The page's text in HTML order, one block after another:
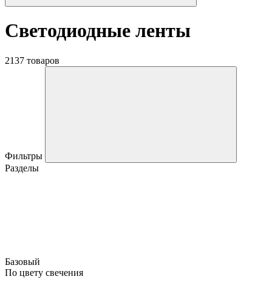
Светодиодные ленты
2137 товаров
Фильтры
Разделы
Базовый
По цвету свечения